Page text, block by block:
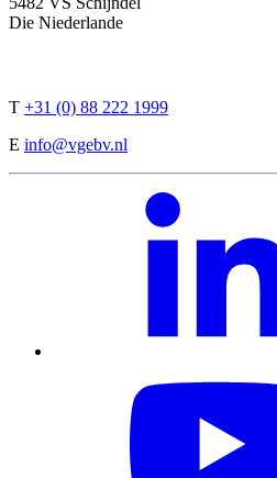
Die Niederlande
T +31 (0) 88 222 1999
E info@vgebv.nl